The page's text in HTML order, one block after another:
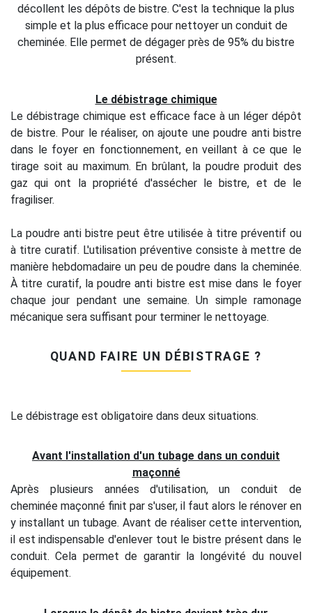
décollent les dépôts de bistre. C'est la technique la plus
simple et la plus efficace pour nettoyer un conduit de
cheminée. Elle permet de dégager près de 95% du bistre
présent.
Le débistrage chimique
Le débistrage chimique est efficace face à un léger dépôt
de bistre. Pour le réaliser, on ajoute une poudre anti bistre
dans le foyer en fonctionnement, en veillant à ce que le
tirage soit au maximum. En brûlant, la poudre produit des
gaz qui ont la propriété d'assécher le bistre, et de le
fragiliser.
La poudre anti bistre peut être utilisée à titre préventif ou
à titre curatif. L'utilisation préventive consiste à mettre de
manière hebdomadaire un peu de poudre dans la cheminée.
À titre curatif, la poudre anti bistre est mise dans le foyer
chaque jour pendant une semaine. Un simple ramonage
mécanique sera suffisant pour terminer le nettoyage.
QUAND FAIRE UN DÉBISTRAGE ?
Le débistrage est obligatoire dans deux situations.
Avant l'installation d'un tubage dans un conduit
maçonné
Après plusieurs années d'utilisation, un conduit de
cheminée maçonné finit par s'user, il faut alors le rénover en
y installant un tubage. Avant de réaliser cette intervention,
il est indispensable d'enlever tout le bistre présent dans le
conduit. Cela permet de garantir la longévité du nouvel
équipement.